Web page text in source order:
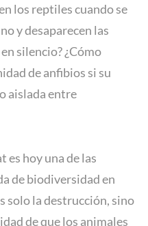
los reptiles cuando se
y desaparecen las
silencio? ¿Cómo
de anfibios si su
aislada entre
es hoy una de las
de biodiversidad en
solo la destrucción, sino
de que los animales